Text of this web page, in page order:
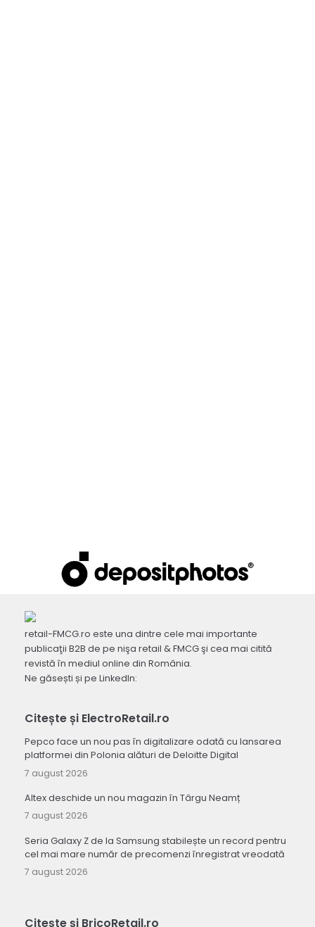
retail-FMCG.ro este una dintre cele mai importante
publicaţii B2B de pe nişa retail & FMCG şi cea mai citită
revistă în mediul online din România.
Ne găsești și pe LinkedIn:
Citește și ElectroRetail.ro
Pepco face un nou pas în digitalizare odată cu lansarea
platformei din Polonia alături de Deloitte Digital
7 august 2026
Altex deschide un nou magazin în Târgu Neamț
7 august 2026
Seria Galaxy Z de la Samsung stabilește un record pentru
cel mai mare număr de precomenzi înregistrat vreodată
7 august 2026
Citește și BricoRetail.ro